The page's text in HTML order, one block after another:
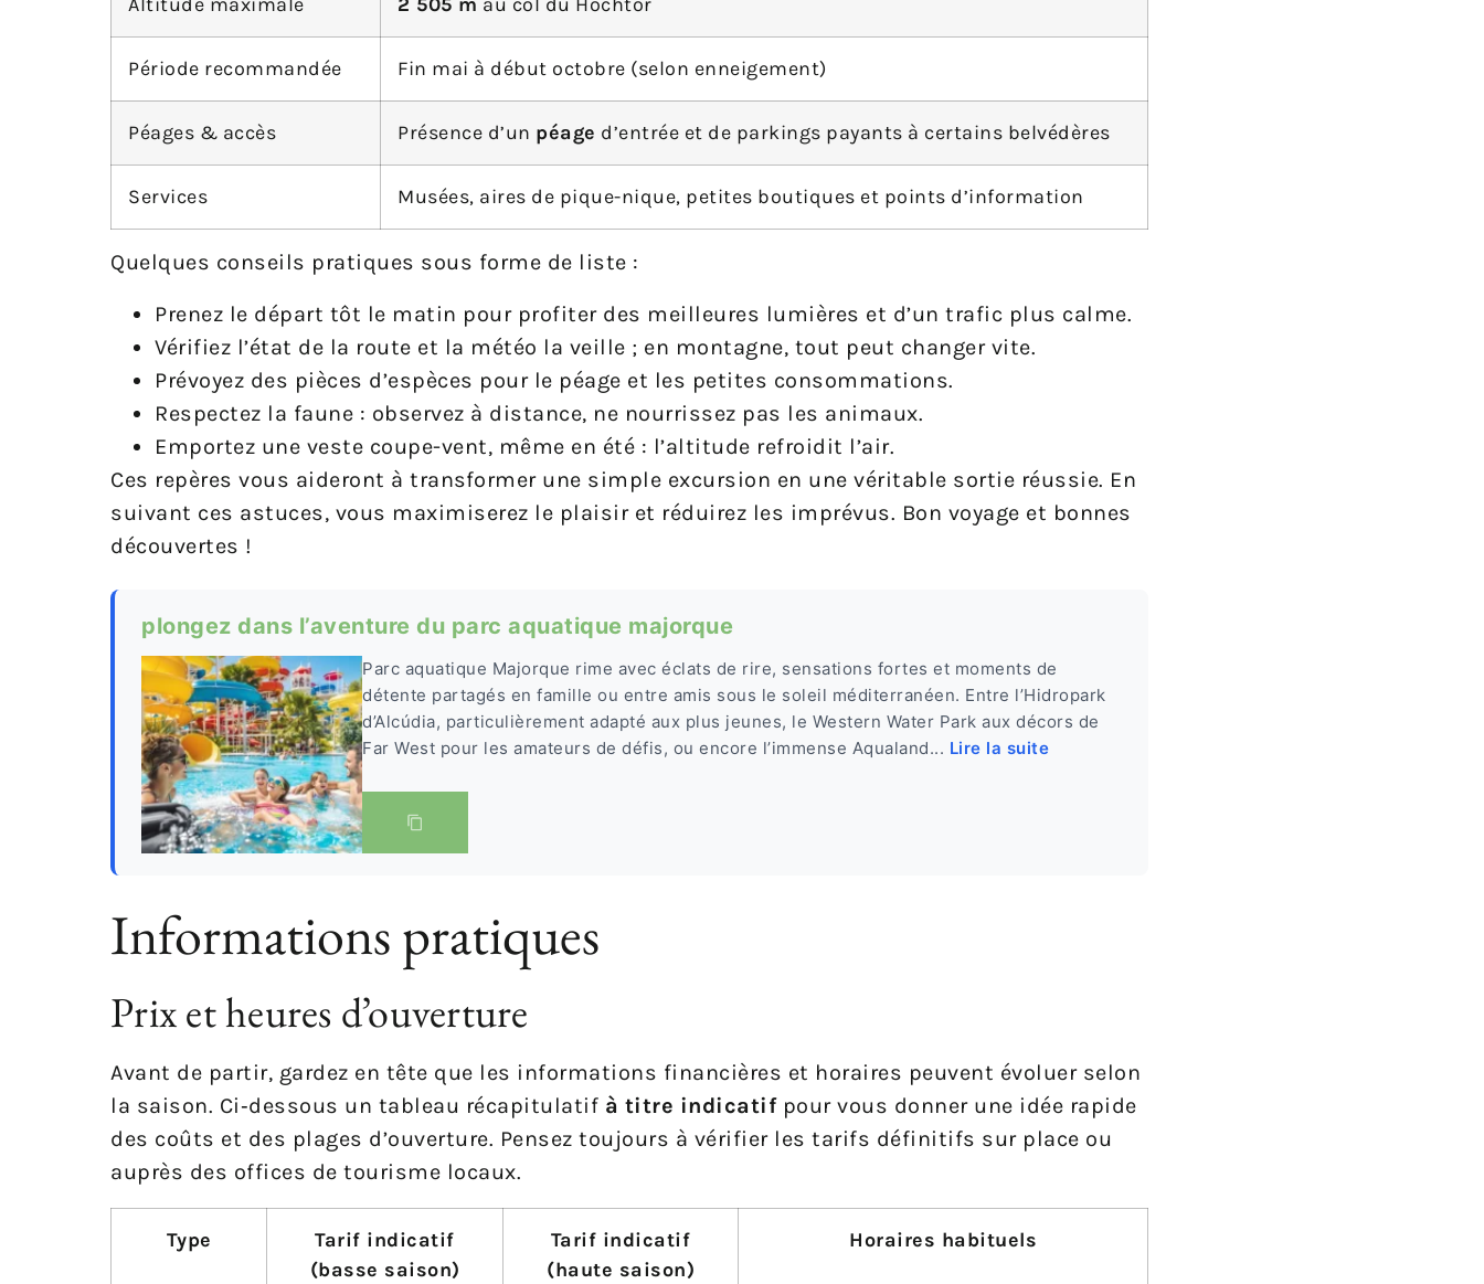
Période recommandée Fin mai à début octobre (selon enneigement)
Péages & accès Présence d’un péage d’entrée et de parkings payants à certains belvédères
Services Musées, aires de pique-nique, petites boutiques et points d’information
Quelques conseils pratiques sous forme de liste :
Prenez le départ tôt le matin pour profiter des meilleures lumières et d’un trafic plus calme.
Vérifiez l’état de la route et la météo la veille ; en montagne, tout peut changer vite.
Prévoyez des pièces d’espèces pour le péage et les petites consommations.
Respectez la faune : observez à distance, ne nourrissez pas les animaux.
Emportez une veste coupe-vent, même en été : l’altitude refroidit l’air.
Ces repères vous aideront à transformer une simple excursion en une véritable sortie réussie. En
suivant ces astuces, vous maximiserez le plaisir et réduirez les imprévus. Bon voyage et bonnes
découvertes !
plongez dans l’aventure du parc aquatique majorque
Parc aquatique Majorque rime avec éclats de rire, sensations fortes et moments de
détente partagés en famille ou entre amis sous le soleil méditerranéen. Entre l’Hidropark
d’Alcúdia, particulièrement adapté aux plus jeunes, le Western Water Park aux décors de
Far West pour les amateurs de défis, ou encore l’immense Aqualand... Lire la suite
Informations pratiques
Prix et heures d’ouverture
Avant de partir, gardez en tête que les informations financières et horaires peuvent évoluer selon
la saison. Ci‑dessous un tableau récapitulatif à titre indicatifpour vous donner une idée rapide
des coûts et des plages d’ouverture. Pensez toujours à vérifier les tarifs définitifs sur place ou
auprès des offices de tourisme locaux.
Type
Tarif indicatif
(basse saison)
Tarif indicatif
(haute saison)
Horaires habituels